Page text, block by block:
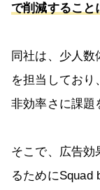
で削減すること
同社は、少人
を担当してお
非効率さに課題
そこで、広告効
るためにSquad